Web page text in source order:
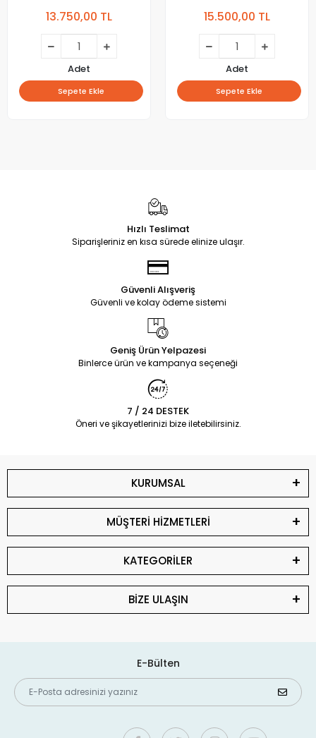
13.750,00 TL
Adet
Sepete Ekle
15.500,00 TL
Adet
Sepete Ekle
Hızlı Teslimat
Siparişleriniz en kısa sürede elinize ulaşır.
Güvenli Alışveriş
Güvenli ve kolay ödeme sistemi
Geniş Ürün Yelpazesi
Binlerce ürün ve kampanya seçeneği
7 / 24 DESTEK
Öneri ve şikayetlerinizi bize iletebilirsiniz.
KURUMSAL
MÜŞTERİ HİZMETLERİ
KATEGORİLER
BİZE ULAŞIN
E-Bülten